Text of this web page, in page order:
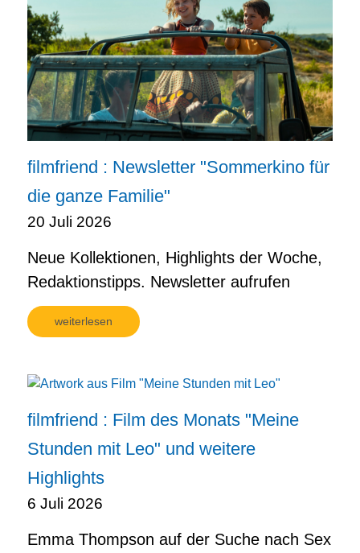
filmfriend : Newsletter "Sommerkino für
die ganze Familie"
20 Juli 2026
Neue Kollektionen, Highlights der Woche,
Redaktionstipps. Newsletter aufrufen
weiterlesen
filmfriend : Film des Monats "Meine
Stunden mit Leo" und weitere
Highlights
6 Juli 2026
Emma Thompson auf der Suche nach Sex